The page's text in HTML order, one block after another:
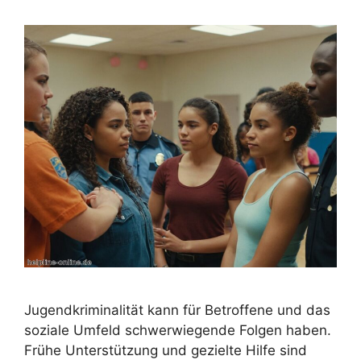
Jugendkriminalität kann für Betroffene und das
soziale Umfeld schwerwiegende Folgen haben.
Frühe Unterstützung und gezielte Hilfe sind